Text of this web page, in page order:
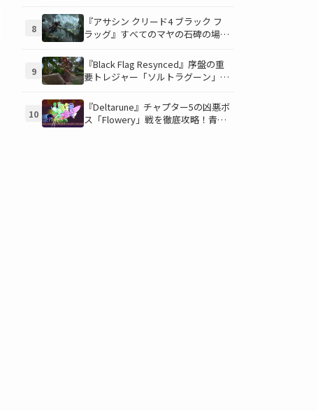
イルを自由にカスタマイズ！
8
『アサシン クリード4 ブラック フ
ラッグ』すべてのマヤの石碑の場所
ヤの衣装を入手して海賊ライフを有
利に進めよう！
9
『Black Flag Resynced』序盤の重
要トレジャー「ソルトラグーン」の
手アイテムを徹底解説
10
『Deltarune』チャプター5の凶悪ボ
ス「Flowery」戦を徹底攻略！青い